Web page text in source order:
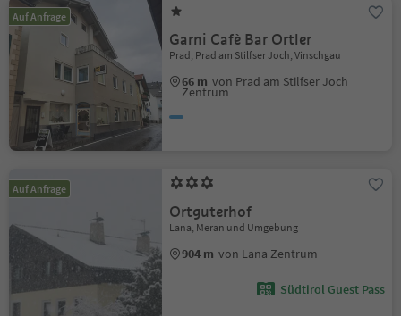
Auf Anfrage
Garni Cafè Bar Ortler
Prad, Prad am Stilfser Joch, Vinschgau
66 m von Prad am Stilfser Joch
Zentrum
Auf Anfrage
Ortguterhof
Lana, Meran und Umgebung
904 m von Lana Zentrum
Südtirol Guest Pass